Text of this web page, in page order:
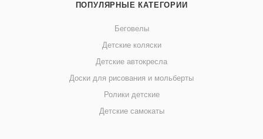
ПОПУЛЯРНЫЕ КАТЕГОРИИ
Беговелы
Детские коляски
Детские автокресла
Доски для рисования и мольберты
Ролики детские
Детские самокаты